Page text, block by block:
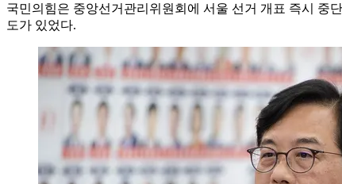
국민의힘은 중앙선거관리위원회에 서울 선거 개표 즉시 중
도가 있었다.